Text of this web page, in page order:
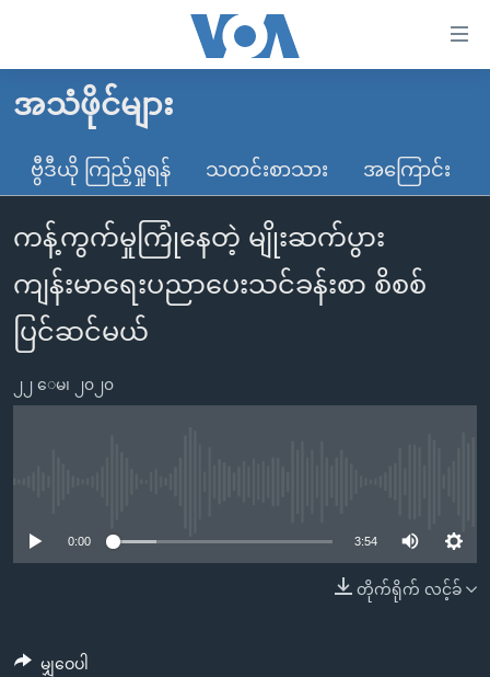
လွယ်ကူ
သည့်
များ
ပင်မ
အကြောင်းအရာ
သို့
ကျော်
ကြည့်
မူလစာမျက်နှာ
မြန်မာ
ကမ္ဘာ့သတင်းများ
နိုင်ငံတကာ
အမေရိကန်
တရုတ်
ဗွီဒီယို
သတင်းလွတ်လပ်ခွင့်
ရပ်ဝန်းတခု လမ်းတခု အလွန်
အင်္ဂလိပ်စာလေ့လာမယ်
အမေရိကန်သုံးအီဒီယံ
အပတ်စဉ်ကဏ္ဍများ
အသံဖိုင်များ
ဗွီဒီယို ကြည့်ရှုရန် သတင်းစာသား အကြောင်း
ကန့်ကွက်မှုကြုံနေတဲ့ မျိုးဆက်ပွား
ကျန်းမာရေးပညာပေးသင်ခန်းစာ စိစစ်
ပြင်ဆင်မယ်
၂၂ ေမ၊ ၂၀၂၀
0:00 3:54
တိုက်ရိုက် လင့်ခ်
မျှဝေပါ